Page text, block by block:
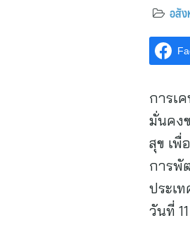
อสั
การเ
มั่นคง
สุข เพื่
การพั
ประเ
วันที่